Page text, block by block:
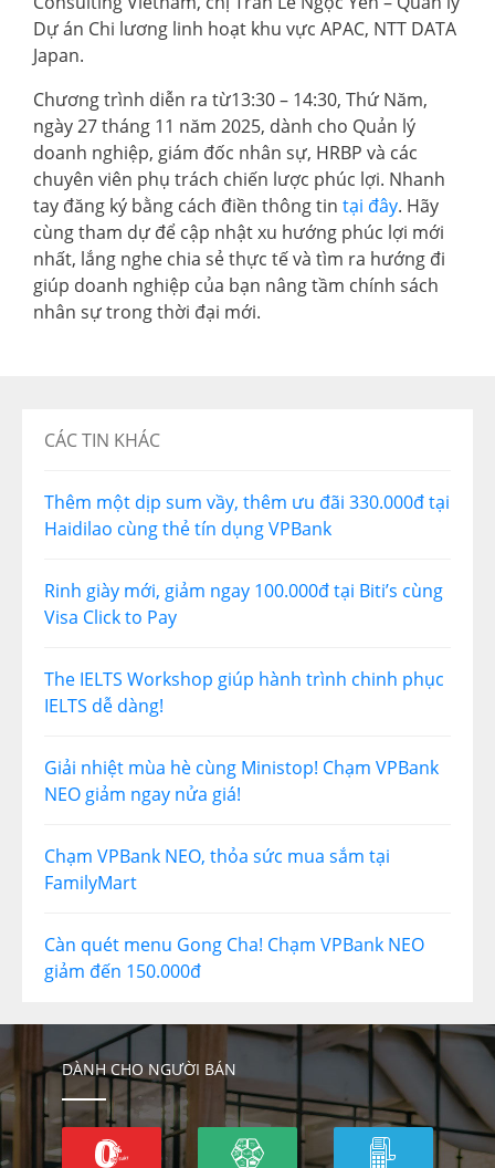
CÁC TIN KHÁC
Thêm một dịp sum vầy, thêm ưu đãi 330.000đ tại
Haidilao cùng thẻ tín dụng VPBank
Rinh giày mới, giảm ngay 100.000đ tại Biti’s cùng
Visa Click to Pay
The IELTS Workshop giúp hành trình chinh phục
IELTS dễ dàng!
Giải nhiệt mùa hè cùng Ministop! Chạm VPBank
NEO giảm ngay nửa giá!
Chạm VPBank NEO, thỏa sức mua sắm tại
FamilyMart
Càn quét menu Gong Cha! Chạm VPBank NEO
giảm đến 150.000đ
Dự án Chi lương linh hoạt khu vực APAC, NTT DATA
Japan.
Chương trình diễn ra từ13:30 – 14:30, Thứ Năm,
ngày 27 tháng 11 năm 2025, dành cho Quản lý
doanh nghiệp, giám đốc nhân sự, HRBP và các
chuyên viên phụ trách chiến lược phúc lợi. Nhanh
tay đăng ký bằng cách điền thông tin tại đây. Hãy
cùng tham dự để cập nhật xu hướng phúc lợi mới
nhất, lắng nghe chia sẻ thực tế và tìm ra hướng đi
giúp doanh nghiệp của bạn nâng tầm chính sách
nhân sự trong thời đại mới.
DÀNH CHO NGƯỜI BÁN